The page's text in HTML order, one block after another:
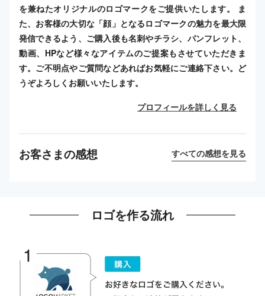
を兼ねたオリジナルのロゴマークをご提供いたします。 ま
た、お客様の大切な「顔」となるロゴマークの魅力を最大限
発信できるよう、ご購入後も名刺やチラシ、パンフレット、
動画、HPなど様々なアイテムのご提案もさせていただきま
す。ご不明点やご質問などあればお気軽にご連絡下さい。ど
うぞよろしくお願いいたします。
プロフィールを詳しく見る
お客さまの感想 すべての感想を見る
ロゴを作る流れ